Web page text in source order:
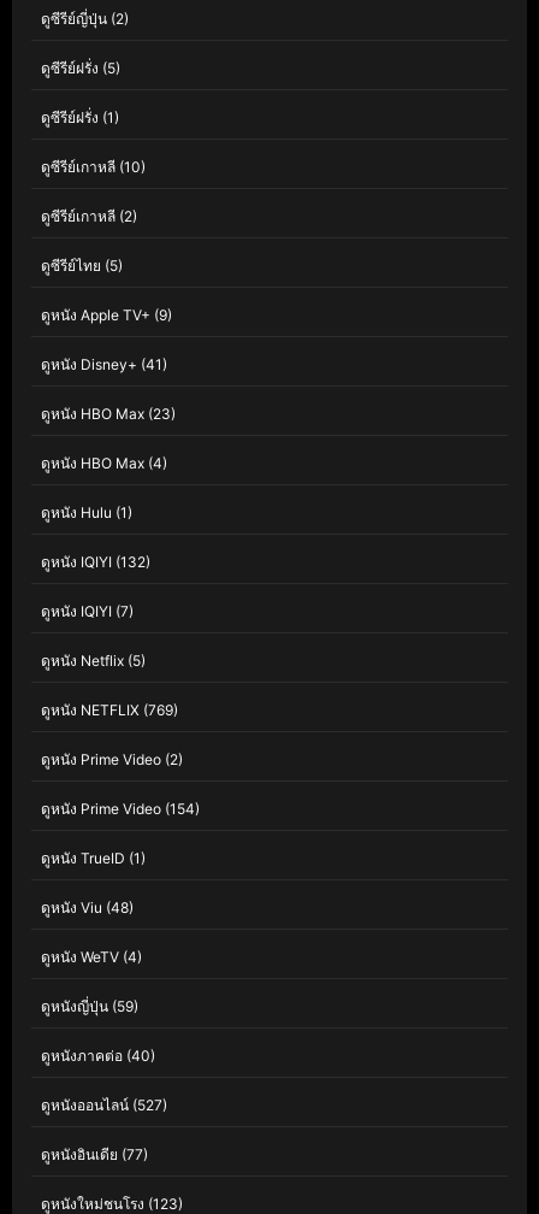
ดูซีรีย์ญี่ปุ่น (2)
ดูซีรีย์ฝรั่ง (5)
ดูซีรีย์ฝรั่ง (1)
ดูซีรีย์เกาหลี (10)
ดูซีรีย์เกาหลี (2)
ดูซีรีย์ไทย (5)
ดูหนัง Apple TV+ (9)
ดูหนัง Disney+ (41)
ดูหนัง HBO Max (23)
ดูหนัง HBO Max (4)
ดูหนัง Hulu (1)
ดูหนัง IQIYI (132)
ดูหนัง IQIYI (7)
ดูหนัง Netflix (5)
ดูหนัง NETFLIX (769)
ดูหนัง Prime Video (2)
ดูหนัง Prime Video (154)
ดูหนัง TrueID (1)
ดูหนัง Viu (48)
ดูหนัง WeTV (4)
ดูหนังญี่ปุ่น (59)
ดูหนังภาคต่อ (40)
ดูหนังออนไลน์ (527)
ดูหนังอินเดีย (77)
ดูหนังใหม่ชนโรง (123)